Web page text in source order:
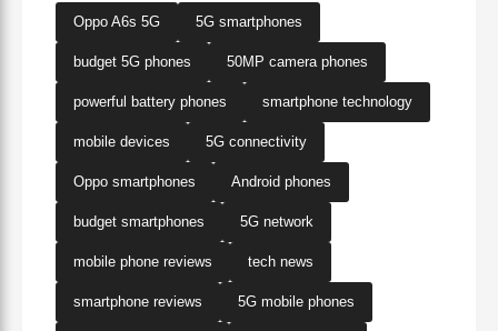
Oppo A6s 5G 5G smartphones
budget 5G phones 50MP camera phones
powerful battery phones smartphone technology
mobile devices 5G connectivity
Oppo smartphones Android phones
budget smartphones 5G network
mobile phone reviews tech news
smartphone reviews 5G mobile phones